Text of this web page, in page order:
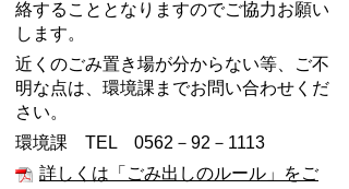
絡することとなりますのでご協力お願い
します。
近くのごみ置き場が分からない等、ご不
明な点は、環境課までお問い合わせくだ
さい。
環境課 TEL 0562－92－1113
詳しくは「ごみ出しのルール」をご